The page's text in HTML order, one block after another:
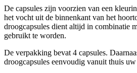
De capsules zijn voorzien van een
het vocht uit de binnenkant van het
droogcapsules dient altijd in combinatie
gebruikt te worden.
De verpakking bevat 4 capsules.
droogcapsules eenvoudig vanuit thuis